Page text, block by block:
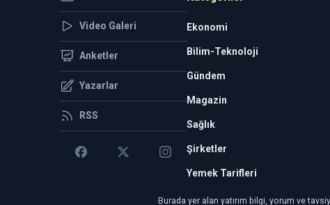
Video Galeri
Anketler
Yazarlar
RSS
Ekonomi
Bilim-Teknoloji
Gündem
Magazin
Sağlık
Şirketler
Yemek Tarifleri
Burada yer alan yatırım bilgi, yorum ve